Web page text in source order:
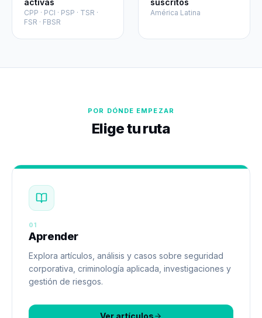
activas
CPP · PCI · PSP · TSR ·
FSR · FBSR
suscritos
América Latina
POR DÓNDE EMPEZAR
Elige tu ruta
01
Aprender
Explora artículos, análisis y casos sobre seguridad
corporativa, criminología aplicada, investigaciones y
gestión de riesgos.
Ver artículos